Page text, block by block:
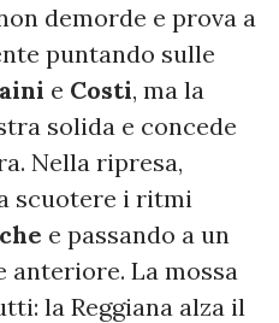
demorde e prova a
puntando sulle
e Costi, ma la
solida e concede
Nella ripresa,
scuotere i ritmi
e passando a un
La mossa
la Reggiana alza il